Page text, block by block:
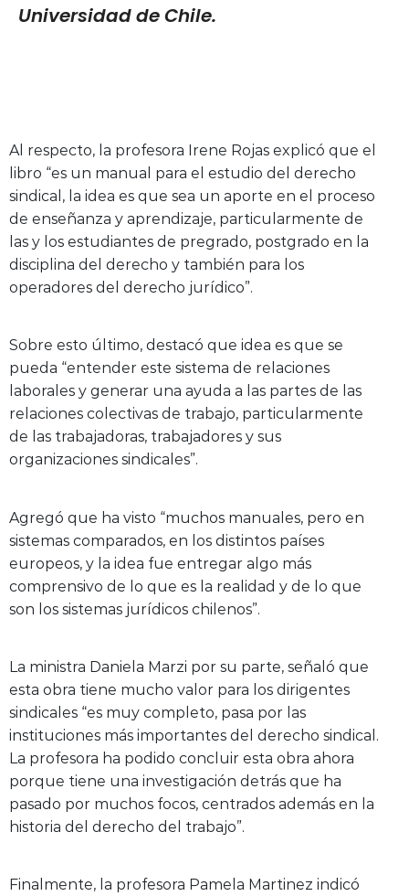
Universidad de Chile.
Al respecto, la profesora Irene Rojas explicó que el
libro “es un manual para el estudio del derecho
sindical, la idea es que sea un aporte en el proceso
de enseñanza y aprendizaje, particularmente de
las y los estudiantes de pregrado, postgrado en la
disciplina del derecho y también para los
operadores del derecho jurídico”.
Sobre esto último, destacó que idea es que se
pueda “entender este sistema de relaciones
laborales y generar una ayuda a las partes de las
relaciones colectivas de trabajo, particularmente
de las trabajadoras, trabajadores y sus
organizaciones sindicales”.
Agregó que ha visto “muchos manuales, pero en
sistemas comparados, en los distintos países
europeos, y la idea fue entregar algo más
comprensivo de lo que es la realidad y de lo que
son los sistemas jurídicos chilenos”.
La ministra Daniela Marzi por su parte, señaló que
esta obra tiene mucho valor para los dirigentes
sindicales “es muy completo, pasa por las
instituciones más importantes del derecho sindical.
La profesora ha podido concluir esta obra ahora
porque tiene una investigación detrás que ha
pasado por muchos focos, centrados además en la
historia del derecho del trabajo”.
Finalmente, la profesora Pamela Martinez indicó